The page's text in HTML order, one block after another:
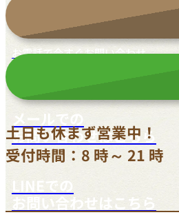
お電話で今すぐお問い合わせ
メールでの
お問い合わせはこちら
LINEでの
お問い合わせはこちら
土日も休まず営業中！
受付時間：8 時～ 21 時